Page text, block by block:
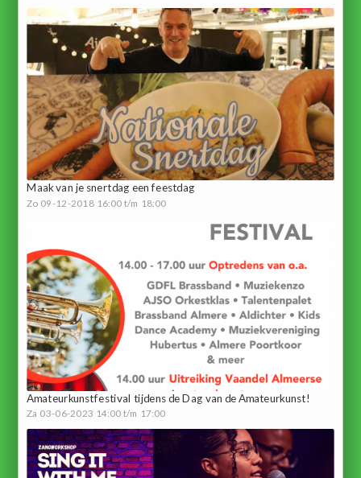
Maak van je snertdag een feestdag
Zo 09-12-2018 16:00 t/m 18:00
Amateurkunstfestival tijdens de Dag van de Amateurkunst!
Za 03-06-2023 14:00 t/m 17:00